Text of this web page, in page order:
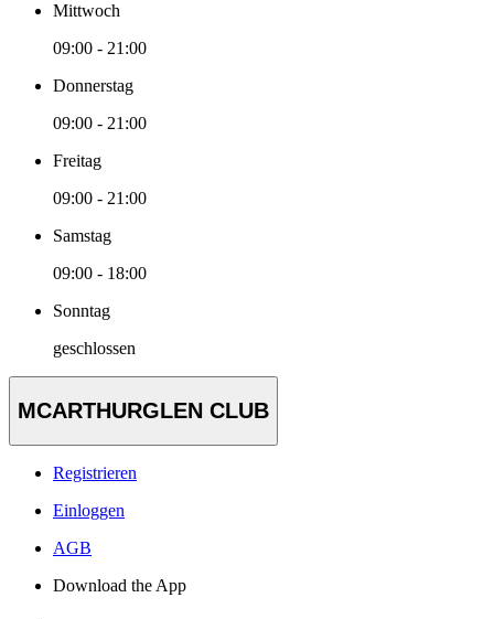
Mittwoch
09:00 - 21:00
Donnerstag
09:00 - 21:00
Freitag
09:00 - 21:00
Samstag
09:00 - 18:00
Sonntag
geschlossen
MCARTHURGLEN CLUB
Registrieren
Einloggen
AGB
Download the App